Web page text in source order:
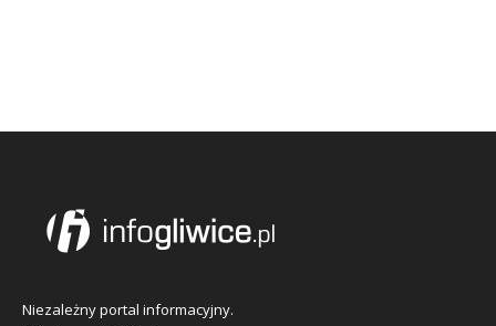
Niezależny portal informacyjny.